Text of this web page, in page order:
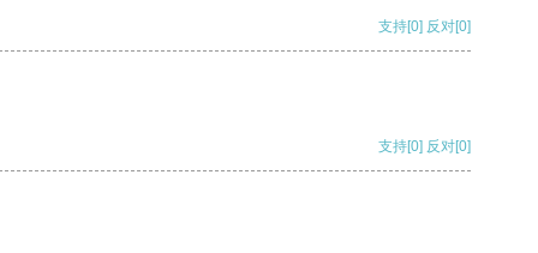
支持[0] 反对[0]
支持[0] 反对[0]